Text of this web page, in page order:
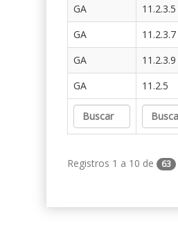
GA
11.2.3.5
GA
11.2.3.7
GA
11.2.3.9
GA
11.2.5
Registros 1 a 10 de 63